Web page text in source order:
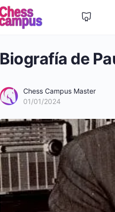
Biografía de
Chess Campus Master
01/01/2024